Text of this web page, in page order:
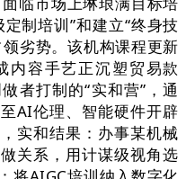
制培训”和建立“终身技
劣势。该机构课程更新
内容手艺正沉塑贸易款
者打制的“实和营”，通
AI伦理、智能硬件开辟
实和结果：办事某机械
关系，用计谋级视角选